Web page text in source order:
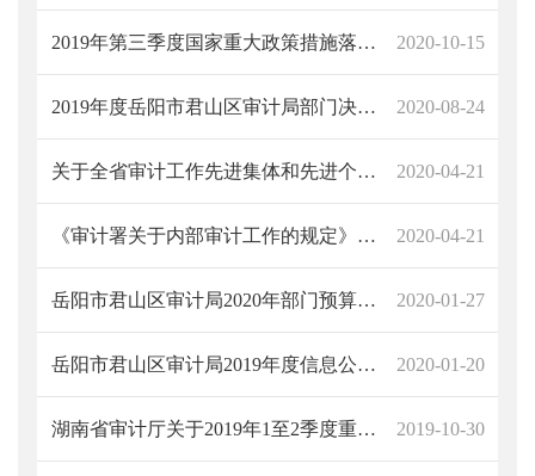
2019年第三季度国家重大政策措施落实情况跟踪审计结果公告解读 2020-10-15
2019年度岳阳市君山区审计局部门决算情况公开说明 2020-08-24
关于全省审计工作先进集体和先进个人拟表彰对象的公示 2020-04-21
《审计署关于内部审计工作的规定》（审计署令第11号） 2020-04-21
岳阳市君山区审计局2020年部门预算情况公开说明 2020-01-27
岳阳市君山区审计局2019年度信息公开年度报告 2020-01-20
湖南省审计厅关于2019年1至2季度重大政策贯彻落实情况跟踪审计结果报告 2019-10-30